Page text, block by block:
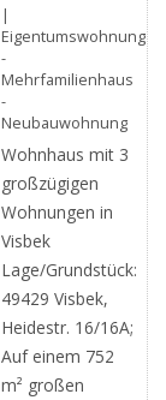
|
Eigentumswohnung
-
Mehrfamilienhaus
-
Neubauwohnung
Wohnhaus mit 3
großzügigen
Wohnungen in
Visbek
Lage/Grundstück:
49429 Visbek,
Heidestr. 16/16A;
Auf einem 752
m² großen